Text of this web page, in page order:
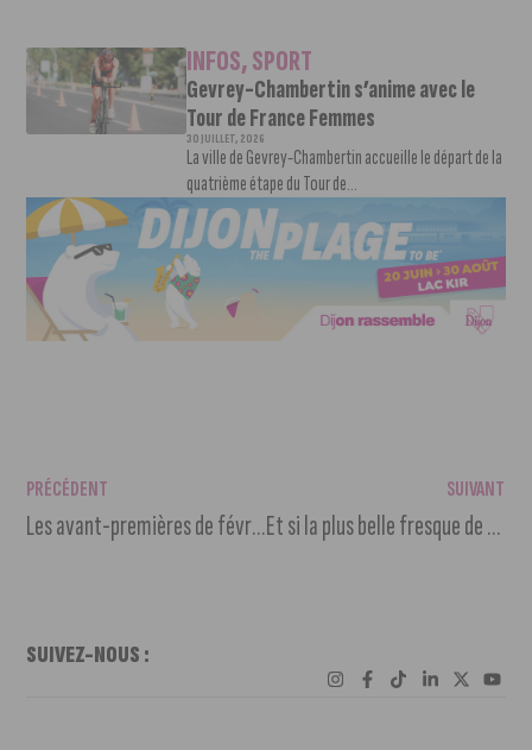
INFOS,SPORT
Gevrey-Chambertin s’anime avec le
Tour de France Femmes
30 JUILLET, 2026
La ville de Gevrey-Chambertin accueille le départ de la
quatrième étape du Tour de...
PRÉCÉDENT
Les avant-premières de février au Ciné Cap Vert
SUIVANT
Et si la plus belle fresque de France se trouvait à Dijon ?
SUIVEZ-NOUS :